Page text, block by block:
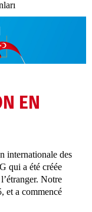
EN
internationale des
qui a été créée
Notre
et a commencé